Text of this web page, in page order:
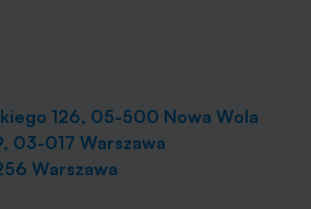
126, 05-500 Nowa Wola
03-017 Warszawa
Warszawa